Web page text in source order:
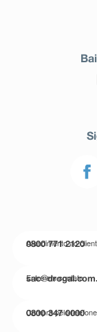
Atendimento ao
0800 771 2120
Entre em contato
Compre pelo telefone
0800 347 0000